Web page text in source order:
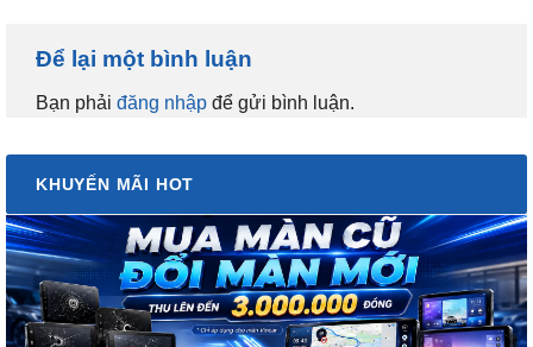
Để lại một bình luận
Bạn phải đăng nhập để gửi bình luận.
KHUYẾN MÃI HOT